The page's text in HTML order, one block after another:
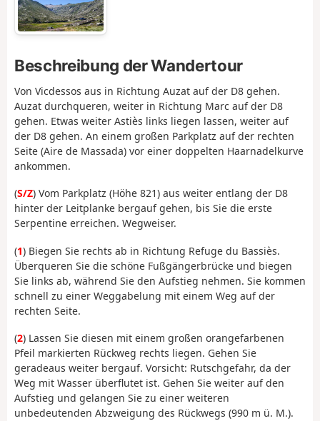
Beschreibung der Wandertour
Von Vicdessos aus in Richtung Auzat auf der D8 gehen.
Auzat durchqueren, weiter in Richtung Marc auf der D8
gehen. Etwas weiter Astiès links liegen lassen, weiter auf
der D8 gehen. An einem großen Parkplatz auf der rechten
Seite (Aire de Massada) vor einer doppelten Haarnadelkurve
ankommen.
(S/Z) Vom Parkplatz (Höhe 821) aus weiter entlang der D8
hinter der Leitplanke bergauf gehen, bis Sie die erste
Serpentine erreichen. Wegweiser.
(1) Biegen Sie rechts ab in Richtung Refuge du Bassiès.
Überqueren Sie die schöne Fußgängerbrücke und biegen
Sie links ab, während Sie den Aufstieg nehmen. Sie kommen
schnell zu einer Weggabelung mit einem Weg auf der
rechten Seite.
(2) Lassen Sie diesen mit einem großen orangefarbenen
Pfeil markierten Rückweg rechts liegen. Gehen Sie
geradeaus weiter bergauf. Vorsicht: Rutschgefahr, da der
Weg mit Wasser überflutet ist. Gehen Sie weiter auf den
Aufstieg und gelangen Sie zu einer weiteren
unbedeutenden Abzweigung des Rückwegs (990 m ü. M.).